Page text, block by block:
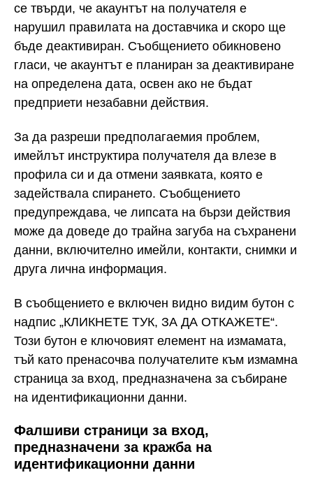
се твърди, че акаунтът на получателя е
нарушил правилата на доставчика и скоро ще
бъде деактивиран. Съобщението обикновено
гласи, че акаунтът е планиран за деактивиране
на определена дата, освен ако не бъдат
предприети незабавни действия.
За да разреши предполагаемия проблем,
имейлът инструктира получателя да влезе в
профила си и да отмени заявката, която е
задействала спирането. Съобщението
предупреждава, че липсата на бързи действия
може да доведе до трайна загуба на съхранени
данни, включително имейли, контакти, снимки и
друга лична информация.
В съобщението е включен видно видим бутон с
надпис „КЛИКНЕТЕ ТУК, ЗА ДА ОТКАЖЕТЕ“.
Този бутон е ключовият елемент на измамата,
тъй като пренасочва получателите към измамна
страница за вход, предназначена за събиране
на идентификационни данни.
Фалшиви страници за вход,
предназначени за кражба на
идентификационни данни